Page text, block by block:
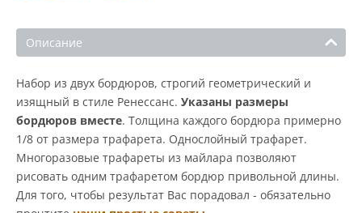
Описание
Набор из двух бордюров, строгий геометрический и
изящный в стиле Ренессанс. Указаны размеры
бордюров вместе. Толщина каждого бордюра примерно
1/8 от размера трафарета. Однослойный трафарет.
Многоразовые трафареты из майлара позволяют
рисовать одним трафаретом бордюр привольной длины.
Для того, чтобы результат Вас порадовал - обязательно